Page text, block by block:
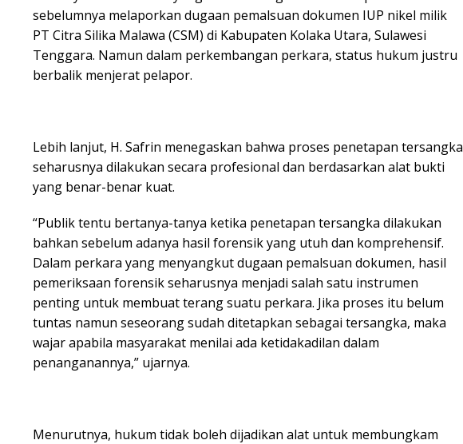
sebelumnya melaporkan dugaan pemalsuan dokumen IUP nikel milik
PT Citra Silika Malawa (CSM) di Kabupaten Kolaka Utara, Sulawesi
Tenggara. Namun dalam perkembangan perkara, status hukum justru
berbalik menjerat pelapor.
Lebih lanjut, H. Safrin menegaskan bahwa proses penetapan tersangka
seharusnya dilakukan secara profesional dan berdasarkan alat bukti
yang benar-benar kuat.
“Publik tentu bertanya-tanya ketika penetapan tersangka dilakukan
bahkan sebelum adanya hasil forensik yang utuh dan komprehensif.
Dalam perkara yang menyangkut dugaan pemalsuan dokumen, hasil
pemeriksaan forensik seharusnya menjadi salah satu instrumen
penting untuk membuat terang suatu perkara. Jika proses itu belum
tuntas namun seseorang sudah ditetapkan sebagai tersangka, maka
wajar apabila masyarakat menilai ada ketidakadilan dalam
penanganannya,” ujarnya.
Menurutnya, hukum tidak boleh dijadikan alat untuk membungkam